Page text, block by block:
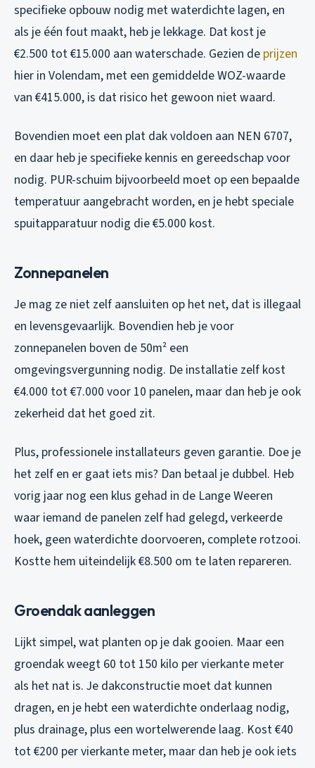
specifieke opbouw nodig met waterdichte lagen, en
als je één fout maakt, heb je lekkage. Dat kost je
€2.500 tot €15.000 aan waterschade. Gezien de prijzen
hier in Volendam, met een gemiddelde WOZ-waarde
van €415.000, is dat risico het gewoon niet waard.
Bovendien moet een plat dak voldoen aan NEN 6707,
en daar heb je specifieke kennis en gereedschap voor
nodig. PUR-schuim bijvoorbeeld moet op een bepaalde
temperatuur aangebracht worden, en je hebt speciale
spuitapparatuur nodig die €5.000 kost.
Zonnepanelen
Je mag ze niet zelf aansluiten op het net, dat is illegaal
en levensgevaarlijk. Bovendien heb je voor
zonnepanelen boven de 50m² een
omgevingsvergunning nodig. De installatie zelf kost
€4.000 tot €7.000 voor 10 panelen, maar dan heb je ook
zekerheid dat het goed zit.
Plus, professionele installateurs geven garantie. Doe je
het zelf en er gaat iets mis? Dan betaal je dubbel. Heb
vorig jaar nog een klus gehad in de Lange Weeren
waar iemand de panelen zelf had gelegd, verkeerde
hoek, geen waterdichte doorvoeren, complete rotzooi.
Kostte hem uiteindelijk €8.500 om te laten repareren.
Groendak aanleggen
Lijkt simpel, wat planten op je dak gooien. Maar een
groendak weegt 60 tot 150 kilo per vierkante meter
als het nat is. Je dakconstructie moet dat kunnen
dragen, en je hebt een waterdichte onderlaag nodig,
plus drainage, plus een wortelwerende laag. Kost €40
tot €200 per vierkante meter, maar dan heb je ook iets